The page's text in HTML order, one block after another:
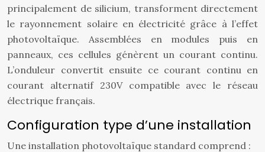
principalement de silicium, transforment directement
le rayonnement solaire en électricité grâce à l’effet
photovoltaïque. Assemblées en modules puis en
panneaux, ces cellules génèrent un courant continu.
L’onduleur convertit ensuite ce courant continu en
courant alternatif 230V compatible avec le réseau
électrique français.
Configuration type d’une installation
Une installation photovoltaïque standard comprend :